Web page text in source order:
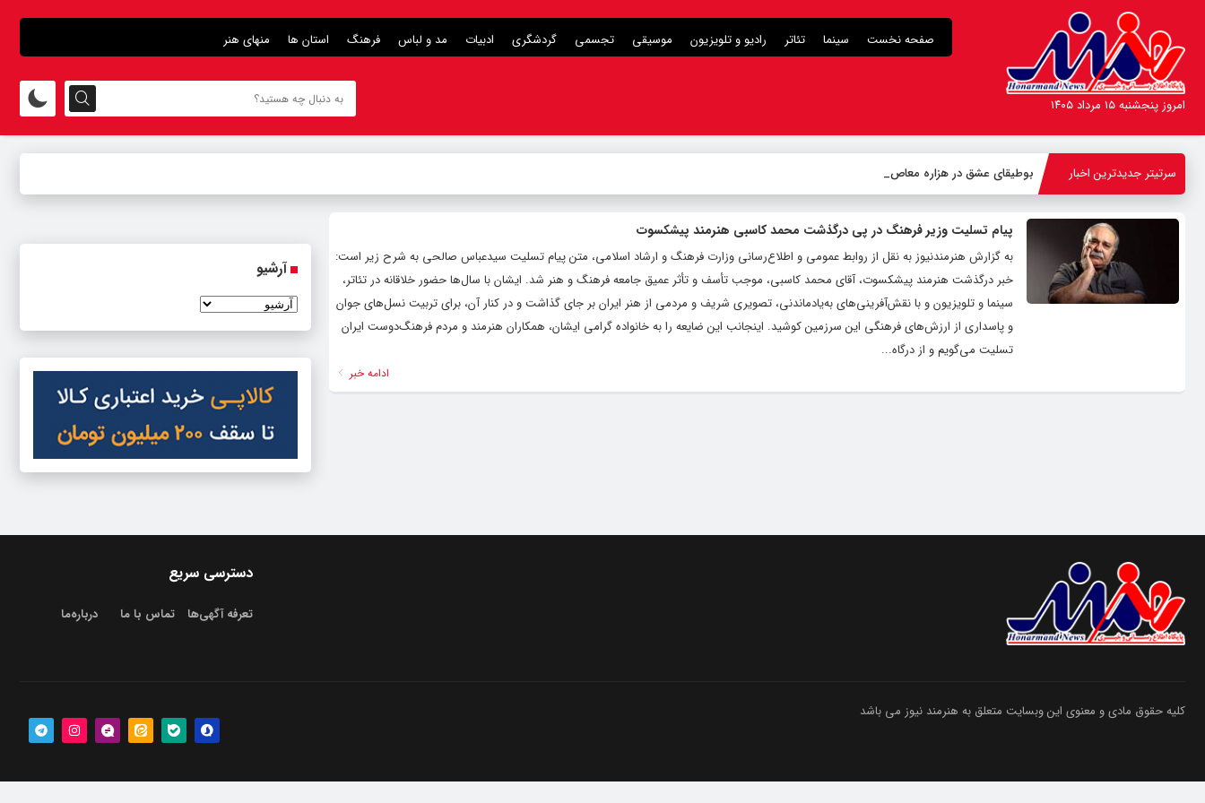
صفحه نخست سینما تئاتر رادیو و تلویزیون موسیقی تجسمی گردشگری ادبیات مد و لباس فرهنگ استان ها منهای هنر
امروز پنجشنبه ۱۵ مرداد ۱۴۰۵
سرتیتر جدیدترین اخبار بوطیقای عشق در هزاره معاصر
پیام تسلیت وزیر فرهنگ در پی درگذشت محمد کاسبی هنرمند پیشکسوت
به گزارش هنرمندنیوز به نقل از روابط عمومی و اطلاع‌رسانی وزارت فرهنگ و ارشاد اسلامی، متن پیام تسلیت سیدعباس صالحی به شرح زیر است:
خبر درگذشت هنرمند پیشکسوت، آقای محمد کاسبی، موجب تأسف و تأثر عمیق جامعه فرهنگ و هنر شد. ایشان با سال‌ها حضور خلاقانه در تئاتر،
سینما و تلویزیون و با نقش‌آفرینی‌های به‌یادماندنی، تصویری شریف و مردمی از هنر ایران بر جای گذاشت و در کنار آن، برای تربیت نسل‌های جوان
و پاسداری از ارزش‌های فرهنگی این سرزمین کوشید. اینجانب این ضایعه را به خانواده گرامی ایشان، همکاران هنرمند و مردم فرهنگ‌دوست ایران
تسلیت می‌گویم و از درگاه...
ادامه خبر
آرشیو
دسترسی سریع
تعرفه آگهی‌ها تماس با ما درباره‌‌ما
کلیه حقوق مادی و معنوی این وبسایت متعلق به هنرمند نیوز می باشد